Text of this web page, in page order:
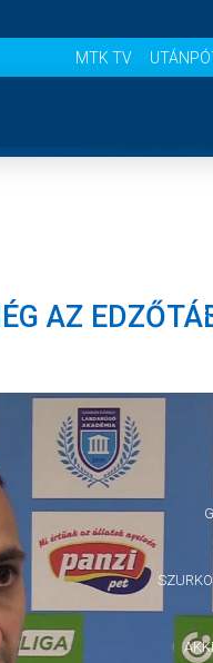
MTK TV
AZ